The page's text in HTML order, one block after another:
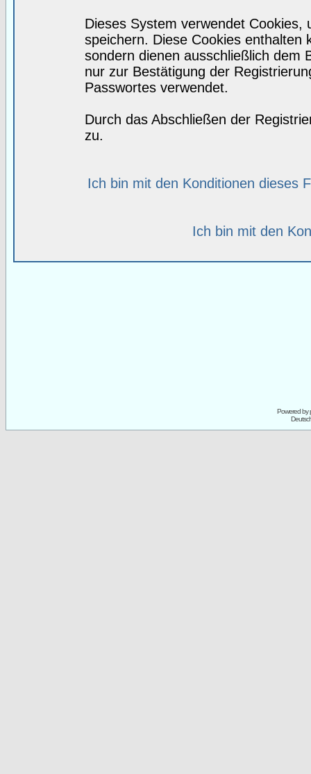
Dieses System verwendet
speichern. Diese Cookies enthalten
sondern dienen ausschließlich dem
nur zur Bestätigung der
Passwortes verwendet.
Durch das Abschließen der
zu.
Ich bin mit den Konditionen dieses
Ich bin mit den
Powered by